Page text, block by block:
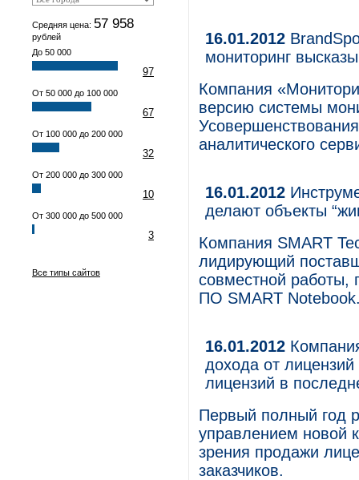
Средняя цена: 57 958
рублей
До 50 000
97
От 50 000 до 100 000
67
От 100 000 до 200 000
32
От 200 000 до 300 000
10
От 300 000 до 500 000
3
Все типы сайтов
16.01.2012
мониторинг
Компания
версию системы
аналитического
16.01.2012
делают объекты
Компания SMART
лидирующий
совместной работы,
ПО SMART
16.01.2012
дохода от
лицензий в
Первый полный год
управлением новой
зрения продажи
заказчиков.